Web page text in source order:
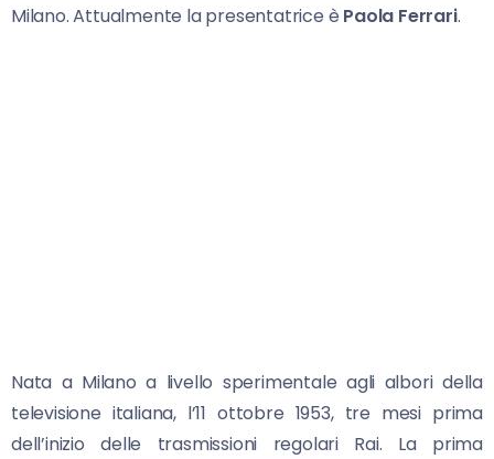
Milano. Attualmente la presentatrice è Paola Ferrari.
Nata a Milano a livello sperimentale agli albori della
televisione italiana, l’11 ottobre 1953, tre mesi prima
dell’inizio delle trasmissioni regolari Rai. La prima